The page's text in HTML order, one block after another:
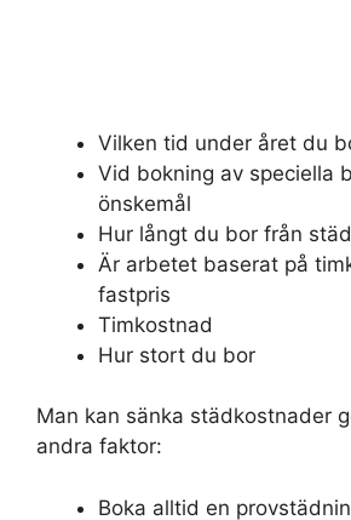
Vilken tid under året du
Vid bokning av speciella
önskemål
Hur långt du bor från
Är arbetet baserat på
fastpris
Timkostnad
Hur stort du bor
Man kan sänka städkostnader
andra faktor:
Boka alltid en